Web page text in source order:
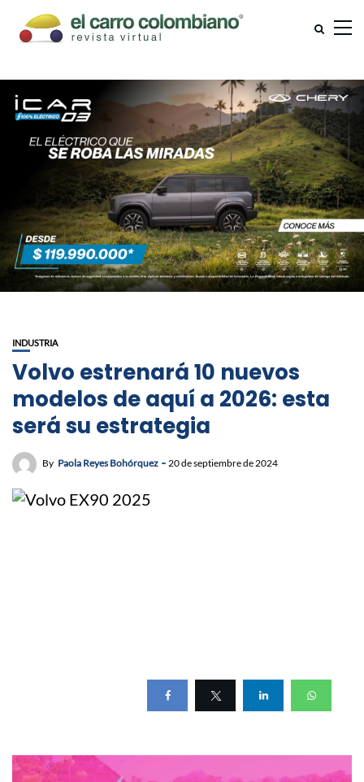
INDUSTRIA
Volvo estrenará 10 nuevos
modelos de aquí a 2026: esta
será su estrategia
By Paola Reyes Bohórquez 20 de septiembre de 2024